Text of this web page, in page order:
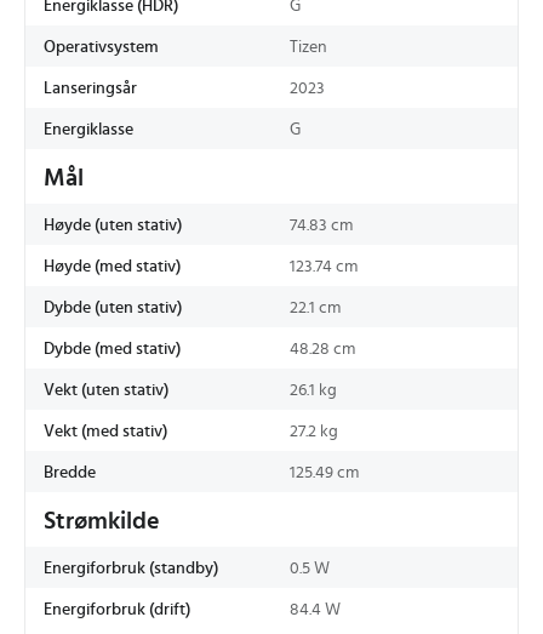
Energiklasse (HDR) G
Operativsystem Tizen
Lanseringsår 2023
Energiklasse G
Mål
Høyde (uten stativ) 74.83 cm
Høyde (med stativ) 123.74 cm
Dybde (uten stativ) 22.1 cm
Dybde (med stativ) 48.28 cm
Vekt (uten stativ) 26.1 kg
Vekt (med stativ) 27.2 kg
Bredde 125.49 cm
Strømkilde
Energiforbruk (standby) 0.5 W
Energiforbruk (drift) 84.4 W